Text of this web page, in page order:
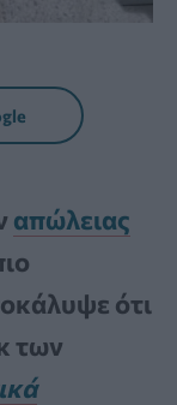
απώλειας
ότι
των